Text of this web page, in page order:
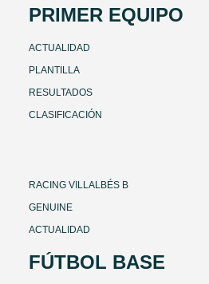
PRIMER EQUIPO
ACTUALIDAD
PLANTILLA
RESULTADOS
CLASIFICACIÓN
RACING VILLALBÉS B
GENUINE
ACTUALIDAD
FÚTBOL BASE